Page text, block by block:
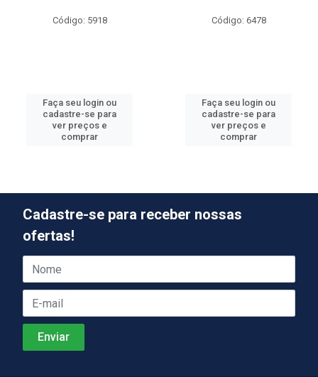
Código: 5918
Faça seu login ou
cadastre-se para
ver preços e
comprar
Código: 6478
Faça seu login ou
cadastre-se para
ver preços e
comprar
Cadastre-se para receber nossas
ofertas!